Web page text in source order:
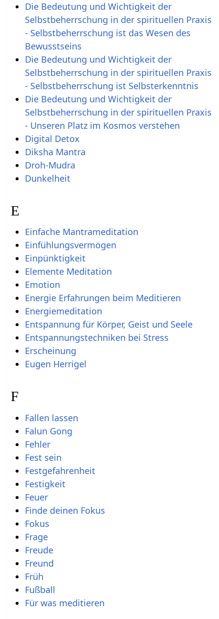
Die Bedeutung und Wichtigkeit der
Selbstbeherrschung in der spirituellen Praxis
- Selbstbeherrschung ist das Wesen des
Bewusstseins
Die Bedeutung und Wichtigkeit der
Selbstbeherrschung in der spirituellen Praxis
- Selbstbeherrschung ist Selbsterkenntnis
Die Bedeutung und Wichtigkeit der
Selbstbeherrschung in der spirituellen Praxis
- Unseren Platz im Kosmos verstehen
Digital Detox
Diksha Mantra
Droh-Mudra
Dunkelheit
E
Einfache Mantrameditation
Einfühlungsvermögen
Einpünktigkeit
Elemente Meditation
Emotion
Energie Erfahrungen beim Meditieren
Energiemeditation
Entspannung für Körper, Geist und Seele
Entspannungstechniken bei Stress
Erscheinung
Eugen Herrigel
F
Fallen lassen
Falun Gong
Fehler
Fest sein
Festgefahrenheit
Festigkeit
Feuer
Finde deinen Fokus
Fokus
Frage
Freude
Freund
Früh
Fußball
Für was meditieren